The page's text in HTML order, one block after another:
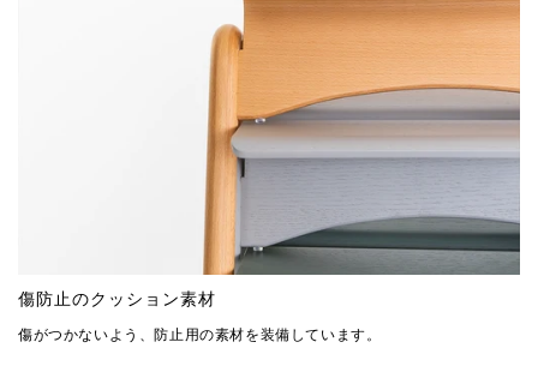
傷防止のクッション素材
傷がつかないよう、防止用の素材を装備しています。